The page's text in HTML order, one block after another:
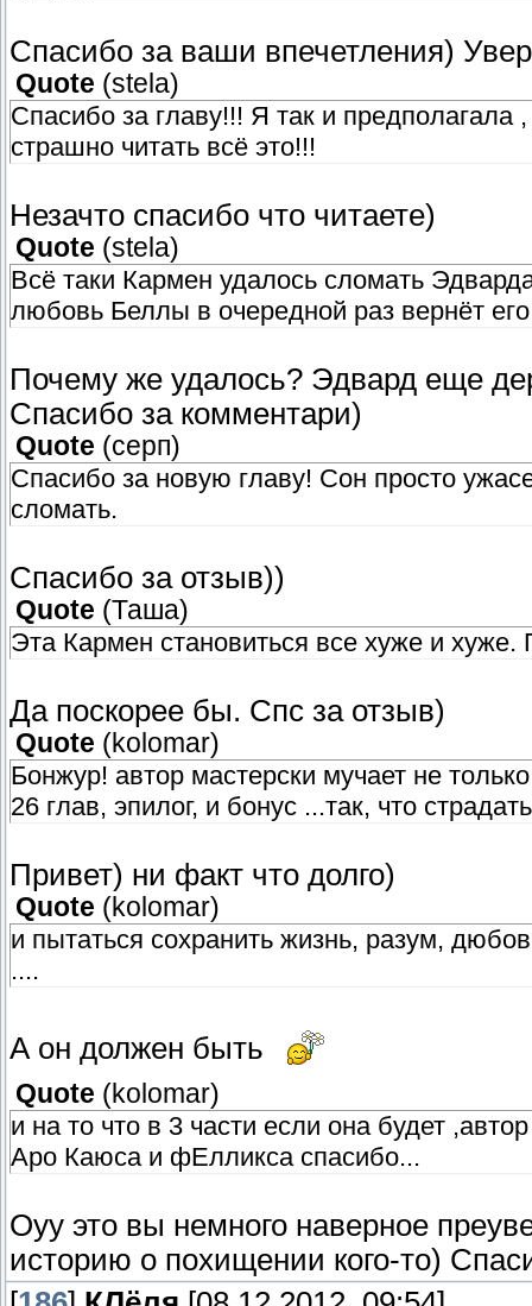
Спасибо за ваши впечетления)
Quote (stela)
Спасибо за главу!!! Я так и предполагала
страшно читать всё это!!!
Незачто спасибо что читаете)
Quote (stela)
Всё таки Кармен удалось сломать
любовь Беллы в очередной раз вернёт
Почему же удалось? Эдвард еще
Спасибо за комментари)
Quote (серп)
Спасибо за новую главу! Сон просто
сломать.
Спасибо за отзыв))
Quote (Таша)
Эта Кармен становиться все хуже и
Да поскорее бы. Спс за отзыв)
Quote (kolomar)
Бонжур! автор мастерски мучает не
26 глав, эпилог, и бонус ...так, что
Привет) ни факт что долго)
Quote (kolomar)
и пытаться сохранить жизнь, разум,
....
А он должен быть
Quote (kolomar)
и на то что в 3 части если она будет
Аро Каюса и фЕлликса спасибо...
Оуу это вы немного наверное
историю о похищении кого-то)